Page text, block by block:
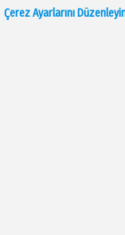
Çerez Ayarlarını